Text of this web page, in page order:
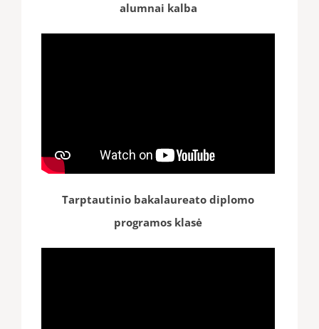
alumnai kalba
Tarptautinio bakalaureato diplomo
programos klasė